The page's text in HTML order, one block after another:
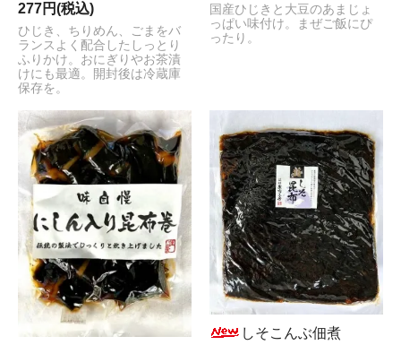
277円(税込)
ひじき、ちりめん、ごまをバ
ランスよく配合したしっとり
ふりかけ。おにぎりやお茶漬
けにも最適。開封後は冷蔵庫
保存を。
国産ひじきと大豆のあまじょ
っぱい味付け。まぜご飯にぴ
ったり。
しそこんぶ佃煮